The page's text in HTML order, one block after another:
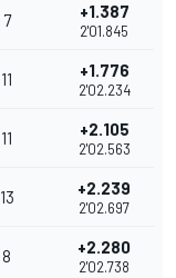
7 +1.387
2'01.845
11 +1.776
2'02.234
11 +2.105
2'02.563
13 +2.239
2'02.697
8 +2.280
2'02.738